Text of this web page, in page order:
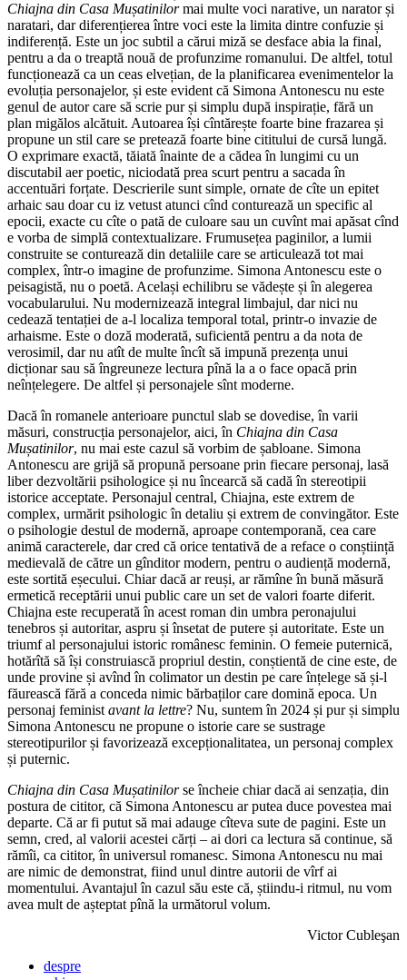
Chiajna din Casa Mușatinilormai multe voci narative, un narator și
naratari, dar diferențierea între voci este la limita dintre confuzie și
indiferență. Este un joc subtil a cărui miză se desface abia la final,
pentru a da o treaptă nouă de profunzime romanului. De altfel, totul
funcționează ca un ceas elvețian, de la planificarea evenimentelor la
evoluția personajelor, și este evident că Simona Antonescu nu este
genul de autor care să scrie pur și simplu după inspirație, fără un
plan migălos alcătuit. Autoarea își cîntărește foarte bine frazarea și
propune un stil care se pretează foarte bine cititului de cursă lungă.
O exprimare exactă, tăiată înainte de a cădea în lungimi cu un
discutabil aer poetic, niciodată prea scurt pentru a sacada în
accentuări forțate. Descrierile sunt simple, ornate de cîte un epitet
arhaic sau doar cu iz vetust atunci cînd conturează un specific al
epocii, exacte cu cîte o pată de culoare sau un cuvînt mai apăsat cînd
e vorba de simplă contextualizare. Frumusețea paginilor, a lumii
construite se conturează din detaliile care se articulează tot mai
complex, într-o imagine de profunzime. Simona Antonescu este o
peisagistă, nu o poetă. Același echilibru se vădește și în alegerea
vocabularului. Nu modernizează integral limbajul, dar nici nu
cedează tentației de a-l localiza temporal total, printr-o invazie de
arhaisme. Este o doză moderată, suficientă pentru a da nota de
verosimil, dar nu atît de multe încît să impună prezența unui
dicționar sau să îngreuneze lectura pînă la a o face opacă prin
neînțelegere. De altfel și personajele sînt moderne.
Dacă în romanele anterioare punctul slab se dovedise, în varii
măsuri, construcția personajelor, aici, în Chiajna din Casa
Mușatinilor, nu mai este cazul să vorbim de șabloane. Simona
Antonescu are grijă să propună persoane prin fiecare personaj, lasă
liber dezvoltării psihologice și nu încearcă să cadă în stereotipii
istorice acceptate. Personajul central, Chiajna, este extrem de
complex, urmărit psihologic în detaliu și extrem de convingător. Este
o psihologie destul de modernă, aproape contemporană, cea care
animă caracterele, dar cred că orice tentativă de a reface o conștiință
medievală de către un gînditor modern, pentru o audiență modernă,
este sortită eșecului. Chiar dacă ar reuși, ar rămîne în bună măsură
ermetică receptării unui public care un set de valori foarte diferit.
Chiajna este recuperată în acest roman din umbra peronajului
tenebros și autoritar, aspru și însetat de putere și autoritate. Este un
triumf al personajului istoric românesc feminin. O femeie puternică,
hotărîtă să își construiască propriul destin, conștientă de cine este, de
unde provine și avînd în colimator un destin pe care înțelege să și-l
făurească fără a conceda nimic bărbaților care domină epoca. Un
personaj feminist avant la lettre? Nu, suntem în 2024 și pur și simplu
Simona Antonescu ne propune o istorie care se sustrage
stereotipurilor și favorizează excepționalitatea, un personaj complex
și puternic.
Chiajna din Casa Mușatinilorse încheie chiar dacă ai senzația, din
postura de cititor, că Simona Antonescu ar putea duce povestea mai
departe. Că ar fi putut să mai adauge cîteva sute de pagini. Este un
semn, cred, al valorii acestei cărți – ai dori ca lectura să continue, să
rămîi, ca cititor, în universul romanesc. Simona Antonescu nu mai
are nimic de demonstrat, fiind unul dintre autorii de vîrf ai
momentului. Avantajul în cazul său este că, știindu-i ritmul, nu vom
avea mult de așteptat pînă la următorul volum.
Victor Cubleşan
despre